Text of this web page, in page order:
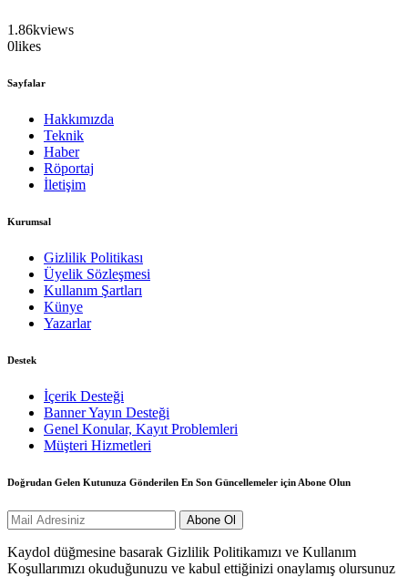
1.86kviews
0likes
Sayfalar
Hakkımızda
Teknik
Haber
Röportaj
İletişim
Kurumsal
Gizlilik Politikası
Üyelik Sözleşmesi
Kullanım Şartları
Künye
Yazarlar
Destek
İçerik Desteği
Banner Yayın Desteği
Genel Konular, Kayıt Problemleri
Müşteri Hizmetleri
Doğrudan Gelen Kutunuza Gönderilen En Son Güncellemeler için Abone Olun
Kaydol düğmesine basarak Gizlilik Politikamızı ve Kullanım
Koşullarımızı okuduğunuzu ve kabul ettiğinizi onaylamış olursunuz